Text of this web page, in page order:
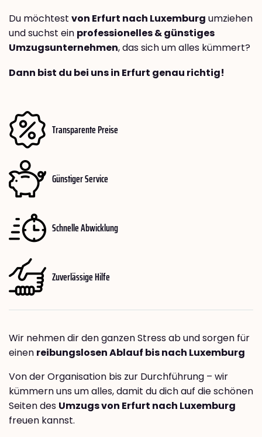
Du möchtest von Erfurt nach Luxemburg umziehen
und suchst ein professionelles & günstiges
Umzugsunternehmen, das sich um alles kümmert?
Dann bist du bei uns in Erfurt genau richtig!
Transparente Preise
Günstiger Service
Schnelle Abwicklung
Zuverlässige Hilfe
Wir nehmen dir den ganzen Stress ab und sorgen für
einen reibungslosen Ablauf bis nach Luxemburg
Von der Organisation bis zur Durchführung – wir
kümmern uns um alles, damit du dich auf die schönen
Seiten des Umzugs von Erfurt nach Luxemburg
freuen kannst.